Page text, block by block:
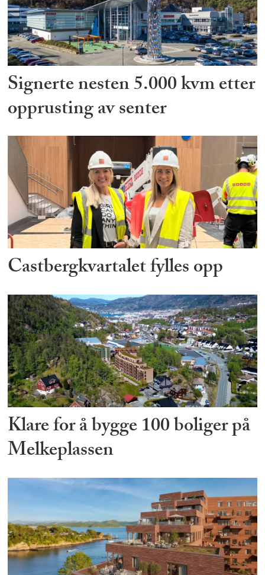
Signerte nesten 5.000 kvm etter
opprusting av senter
Castbergkvartalet fylles opp
Klare for å bygge 100 boliger på
Melkeplassen